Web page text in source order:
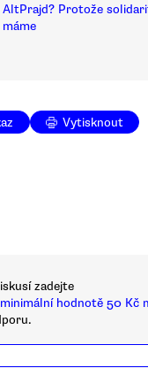
AltPrajd? Protože
Vytisknout
zadejte
hodnotě 50 Kč